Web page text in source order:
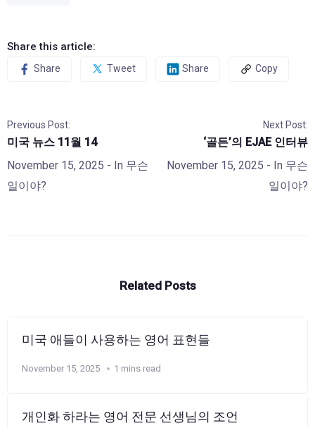
Share this article:
Share Tweet Share Copy
Previous Post:
미국 뉴스 11월 14
November 15, 2025 - In 무슨
일이야?
Next Post:
‘골든’의 EJAE 인터뷰
November 15, 2025 - In 무슨
일이야?
Related Posts
미국 애들이 사용하는 영어 표현들
November 15, 2025 1 mins read
개인화 하라는 영어 전문 선생님의 조언